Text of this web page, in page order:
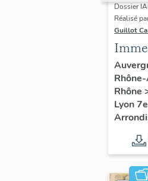
Dossier
Réalisé
Guillot
Rhône
Lyon 7e